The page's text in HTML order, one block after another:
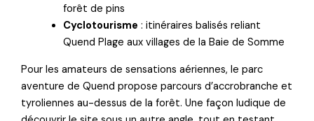
forêt de pins
Cyclotourisme : itinéraires balisés reliant
Quend Plage aux villages de la Baie de Somme
Pour les amateurs de sensations aériennes, le parc
aventure de Quend propose parcours d’accrobranche et
tyroliennes au-dessus de la forêt. Une façon ludique de